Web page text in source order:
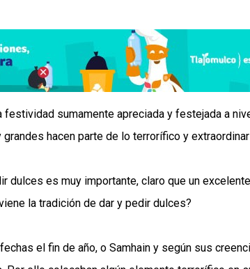
sumamente apreciada y festejada a
hacen parte de lo terrorífico y
dulces es muy importante, claro que un
la tradición de dar y pedir dulces?
el fin de año, o Samhain y según sus